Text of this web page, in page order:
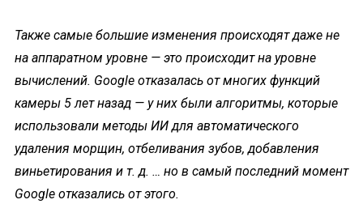
Также самые большие изменения происходят даже не
на аппаратном уровне — это происходит на уровне
вычислений. Google отказалась от многих функций
камеры 5 лет назад — у них были алгоритмы, которые
использовали методы ИИ для автоматического
удаления морщин, отбеливания зубов, добавления
виньетирования и т. д. … но в самый последний момент
Google отказались от этого.